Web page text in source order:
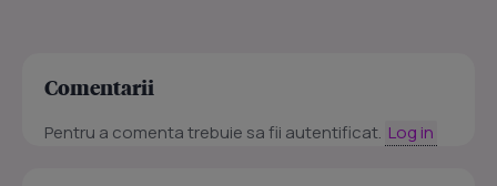
Comentarii
Pentru a comenta trebuie sa fii autentificat. Log in